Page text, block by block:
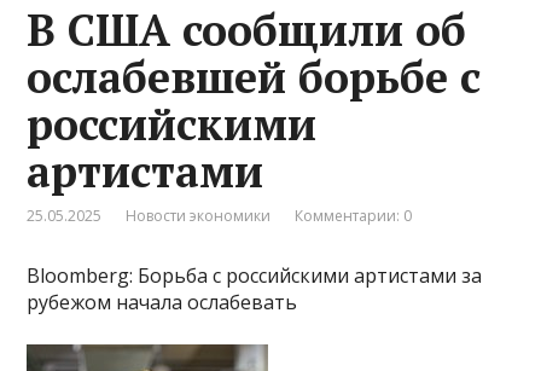
В США сообщили об
ослабевшей борьбе с
российскими
артистами
25.05.2025 Новости экономики Комментарии: 0
Bloomberg: Борьба с российскими артистами за
рубежом начала ослабевать